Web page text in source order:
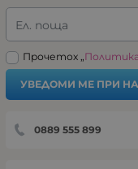
Ел. поща
Прочетох „
УВЕДОМИ МЕ ПРИ
0889 555 899